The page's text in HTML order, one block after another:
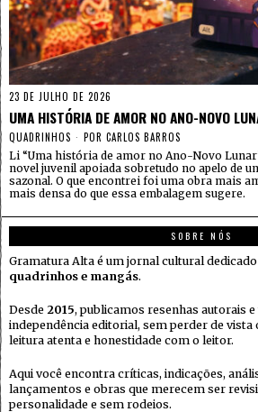
23 DE JULHO DE 2026
UMA HISTÓRIA DE AMOR NO ANO-NOVO
QUADRINHOS POR CARLOS BARROS
Li “Uma história de amor no Ano-Novo
novel juvenil apoiada sobretudo no apelo de
sazonal. O que encontrei foi uma obra mais
mais densa do que essa embalagem sugere.
SOBRE NÓS
Gramatura Alta é um jornal cultural
quadrinhos e mangás.
Desde 2015, publicamos resenhas autorais
independência editorial, sem perder de vista
leitura atenta e honestidade com o leitor.
Aqui você encontra críticas, indicações,
lançamentos e obras que merecem ser
personalidade e sem rodeios.